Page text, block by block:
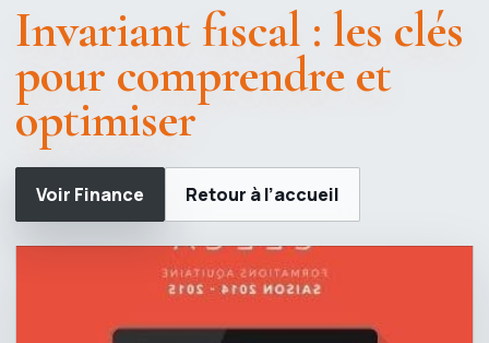
Invariant fiscal : les clés
pour comprendre et
optimiser
Voir Finance Retour à l’accueil